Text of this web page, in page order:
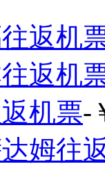
返机
返机
机票-
姆往